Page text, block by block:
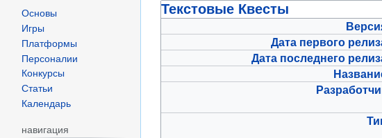
Перейти
Перейти
Текстовые Квесты
Дата первого
Дата последнего
Основы
Игры
Платформы
Персоналии
Конкурсы
Статьи
Календарь
навигация